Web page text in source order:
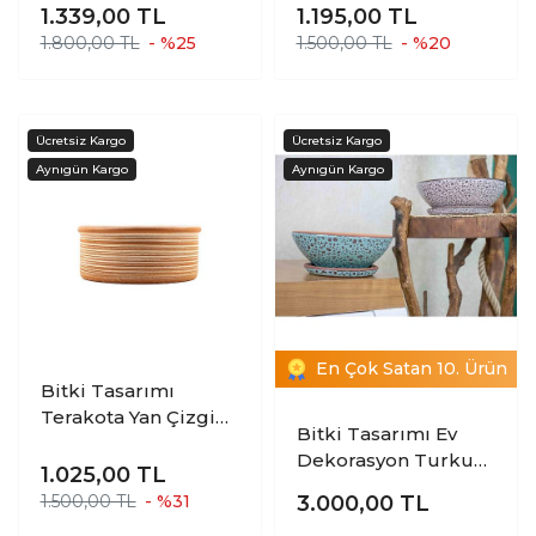
Aranjman ve Bonzai
Saksı 4 Ayaklı
1.339,00 TL
1.800,00 TL - %25
Desenli Toprak
Aranjman ve Bonzai
1.195,00 TL
1.500,00 TL - %20
Bitki Tasarımı
Terakota Yan Çizgi
Aranjman ve Bonzai
Saksı
1.025,00 TL
1.500,00 TL - %31
En Çok Satan 10. Ürün
Bitki Tasarımı Ev
Dekorasyon Turkuaz
Kahve Şekilli Artistik
3.000,00 TL